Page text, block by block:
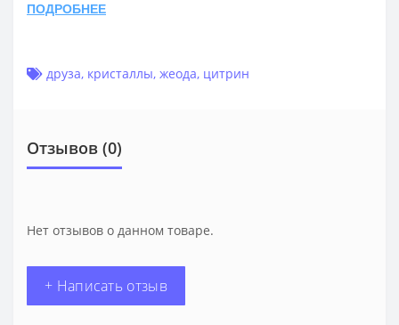
ПОДРОБНЕЕ
друза, кристаллы, жеода, цитрин
Отзывов (0)
Нет отзывов о данном товаре.
+ Написать отзыв